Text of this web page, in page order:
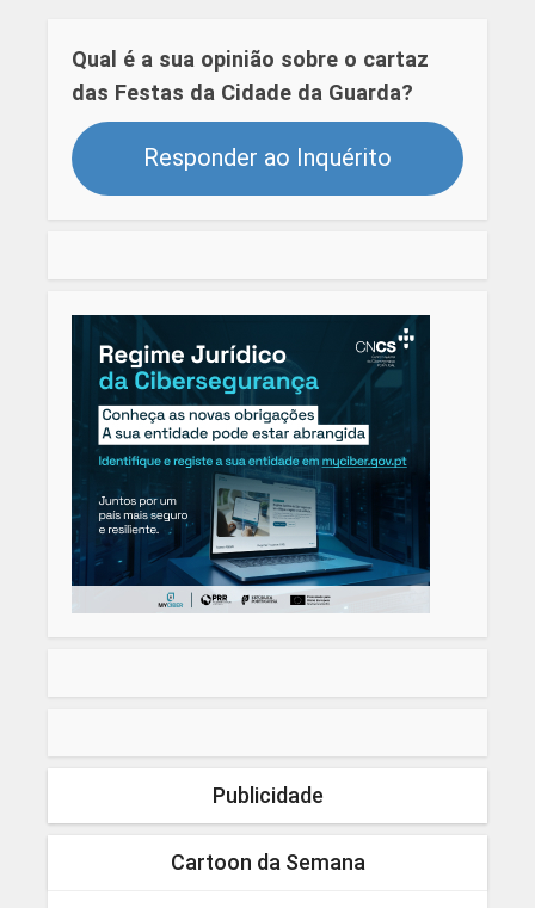
Qual é a sua opinião sobre o cartaz
das Festas da Cidade da Guarda?
Responder ao Inquérito
Publicidade
Cartoon da Semana